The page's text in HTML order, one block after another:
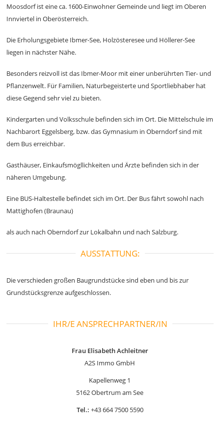
Moosdorf ist eine ca. 1600-Einwohner Gemeinde und liegt im Oberen
Innviertel in Oberösterreich.
Die Erholungsgebiete Ibmer-See, Holzösteresee und Höllerer-See
liegen in nächster Nähe.
Besonders reizvoll ist das Ibmer-Moor mit einer unberührten Tier- und
Pflanzenwelt. Für Familien, Naturbegeisterte und Sportliebhaber hat
diese Gegend sehr viel zu bieten.
Kindergarten und Volksschule befinden sich im Ort. Die Mittelschule im
Nachbarort Eggelsberg, bzw. das Gymnasium in Oberndorf sind mit
dem Bus erreichbar.
Gasthäuser, Einkaufsmögllichkeiten und Ärzte befinden sich in der
näheren Umgebung.
Eine BUS-Haltestelle befindet sich im Ort. Der Bus fährt sowohl nach
Mattighofen (Braunau)
als auch nach Oberndorf zur Lokalbahn und nach Salzburg.
AUSSTATTUNG:
Die verschieden großen Baugrundstücke sind eben und bis zur
Grundstücksgrenze aufgeschlossen.
IHR/E ANSPRECHPARTNER/IN
Frau Elisabeth Achleitner
A2S Immo GmbH
Kapellenweg 1
5162 Obertrum am See
Tel.: +43 664 7500 5590